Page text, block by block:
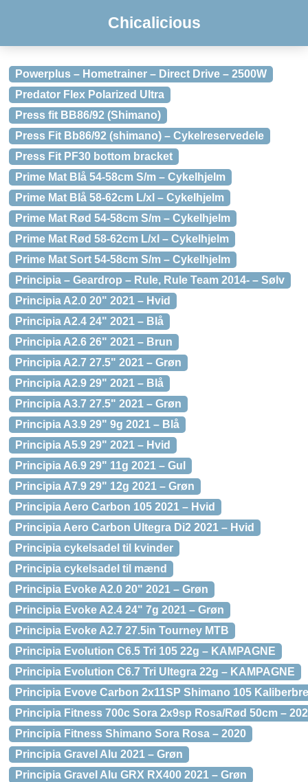
Chicalicious
Powerplus – Hometrainer – Direct Drive – 2500W
Predator Flex Polarized Ultra
Press fit BB86/92 (Shimano)
Press Fit Bb86/92 (shimano) – Cykelreservedele
Press Fit PF30 bottom bracket
Prime Mat Blå 54-58cm S/m – Cykelhjelm
Prime Mat Blå 58-62cm L/xl – Cykelhjelm
Prime Mat Rød 54-58cm S/m – Cykelhjelm
Prime Mat Rød 58-62cm L/xl – Cykelhjelm
Prime Mat Sort 54-58cm S/m – Cykelhjelm
Principia – Geardrop – Rule, Rule Team 2014- – Sølv
Principia A2.0 20" 2021 – Hvid
Principia A2.4 24" 2021 – Blå
Principia A2.6 26" 2021 – Brun
Principia A2.7 27.5" 2021 – Grøn
Principia A2.9 29" 2021 – Blå
Principia A3.7 27.5" 2021 – Grøn
Principia A3.9 29" 9g 2021 – Blå
Principia A5.9 29" 2021 – Hvid
Principia A6.9 29" 11g 2021 – Gul
Principia A7.9 29" 12g 2021 – Grøn
Principia Aero Carbon 105 2021 – Hvid
Principia Aero Carbon Ultegra Di2 2021 – Hvid
Principia cykelsadel til kvinder
Principia cykelsadel til mænd
Principia Evoke A2.0 20" 2021 – Grøn
Principia Evoke A2.4 24" 7g 2021 – Grøn
Principia Evoke A2.7 27.5in Tourney MTB
Principia Evolution C6.5 Tri 105 22g – KAMPAGNE
Principia Evolution C6.7 Tri Ultegra 22g – KAMPAGNE
Principia Evove Carbon 2x11SP Shimano 105
Principia Fitness 700c Sora 2x9sp Rosa/Rød 50cm –
Principia Fitness Shimano Sora Rosa – 2020
Principia Gravel Alu 2021 – Grøn
Principia Gravel Alu GRX RX400 2021 – Grøn